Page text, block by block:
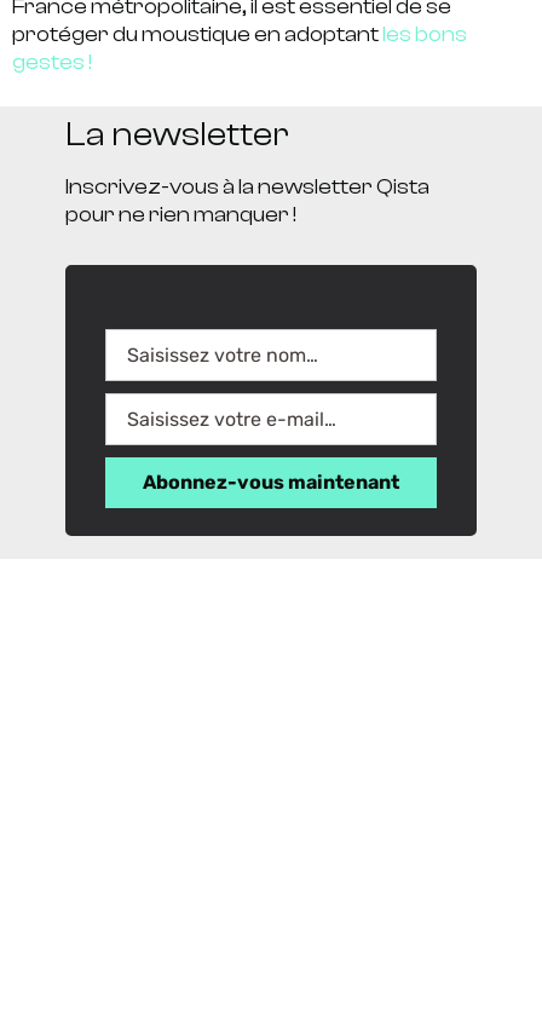
France métropolitaine, il est essentiel de se
protéger du moustique en adoptantles bons
gestes !
La newsletter
Inscrivez-vous à la newsletter Qista
pour ne rien manquer !